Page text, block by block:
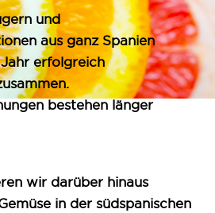
und
aus ganz Spanien
erfolgreich
bestehen länger
wir darüber hinaus
in der südspanischen